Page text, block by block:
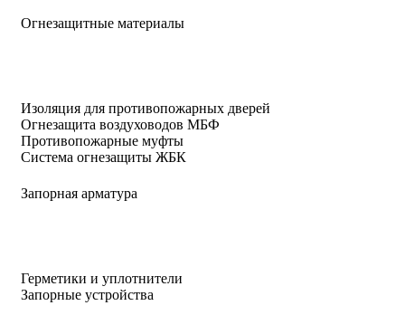
Огнезащитные материалы
Изоляция для противопожарных дверей
Огнезащита воздуховодов МБФ
Противопожарные муфты
Система огнезащиты ЖБК
Запорная арматура
Герметики и уплотнители
Запорные устройства